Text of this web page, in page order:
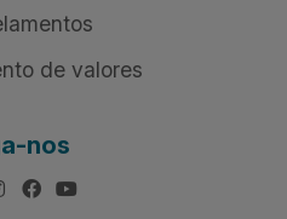
de valores
nos